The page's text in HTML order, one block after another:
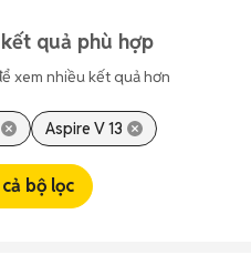
quả phù hợp
xem nhiều kết quả hơn
Aspire V 13
bộ lọc